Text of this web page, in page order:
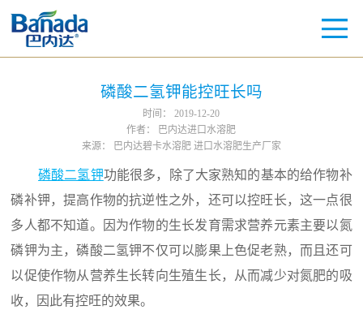
磷酸二氢钾能控旺长吗
时间：
2019-12-20
作者：
巴内达进口水溶肥
来源：
巴内达碧卡水溶肥 进口水溶肥生产厂家
磷酸二氢钾功能很多，除了大家熟知的基本的给作物补
磷补钾，提高作物的抗逆性之外，还可以控旺长，这一点很
多人都不知道。因为作物的生长发育需求营养元素主要以氮
磷钾为主，磷酸二氢钾不仅可以膨果上色促老熟，而且还可
以促使作物从营养生长转向生殖生长，从而减少对氮肥的吸
收，因此有控旺的效果。